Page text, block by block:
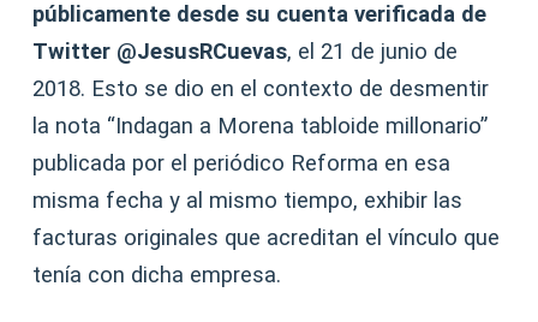
públicamente desde su cuenta verificada de
Twitter @JesusRCuevas, el 21 de junio de
2018. Esto se dio en el contexto de desmentir
la nota “Indagan a Morena tabloide millonario”
publicada por el periódico Reforma en esa
misma fecha y al mismo tiempo, exhibir las
facturas originales que acreditan el vínculo que
tenía con dicha empresa.